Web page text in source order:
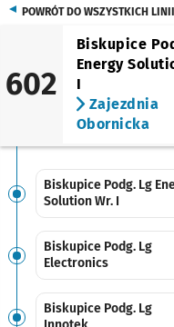
POWRÓT DO WSZYSTKICH LINII
602
Biskupice
Energy
I
Zajezdnia
Obornicka
Biskupice Podg. Lg
Solution Wr. I
Biskupice Podg. Lg
Electronics
Biskupice Podg. Lg